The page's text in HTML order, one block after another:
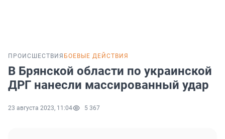
ПРОИСШЕСТВИЯ БОЕВЫЕ ДЕЙСТВИЯ
В Брянской области по украинской
ДРГ нанесли массированный удар
23 августа 2023, 11:04 5 367